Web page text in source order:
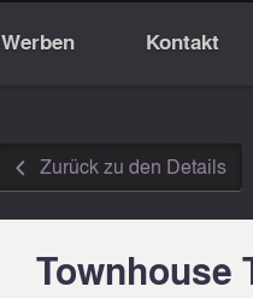
Werben Kontakt
◅ Zurück zu den Details
Townhouse